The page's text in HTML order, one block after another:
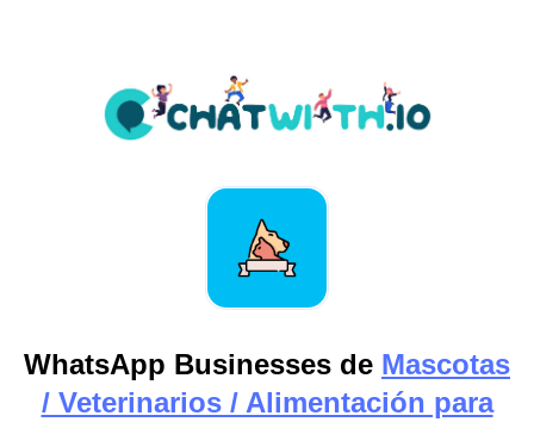
WhatsApp Businesses de Mascotas
/ Veterinarios / Alimentación para